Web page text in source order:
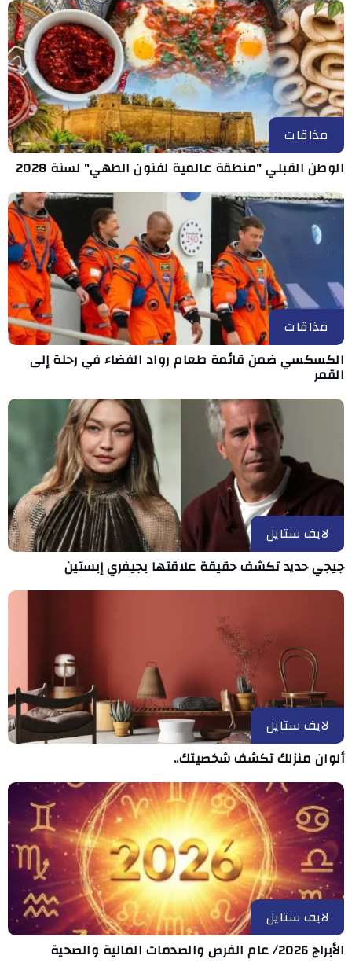
مذاقات
الوطن القبلي "منطقة عالمية لفنون الطهي" لسنة 2028
مذاقات
الكسكسي ضمن قائمة طعام رواد الفضاء في رحلة إلى
القمر
لايف ستايل
جيجي حديد تكشف حقيقة علاقتها بجيفري إبستين
لايف ستايل
ألوان منزلك تكشف شخصيتك..
لايف ستايل
الأبراج 2026/ عام الفرص والصدمات المالية والصحية